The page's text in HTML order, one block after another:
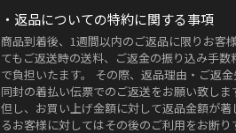
・返品についての特約に関する事項
商品到着後、1週間以内のご返品に限りお客
てもご返送時の送料、ご返金の振り込み手数
で負担いたます。 その際、返品理由・ご返
同封の着払い伝票でのご返送をお願い致しま
但し、お買い上げ金額に対して返品金額が著
るお客様に対してはその後のご利用をお断